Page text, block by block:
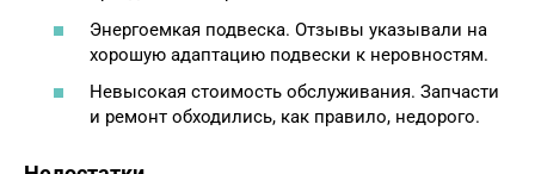
Энергоемкая подвеска. Отзывы указывали на
хорошую адаптацию подвески к неровностям.
Невысокая стоимость обслуживания. Запчасти
и ремонт обходились, как правило, недорого.